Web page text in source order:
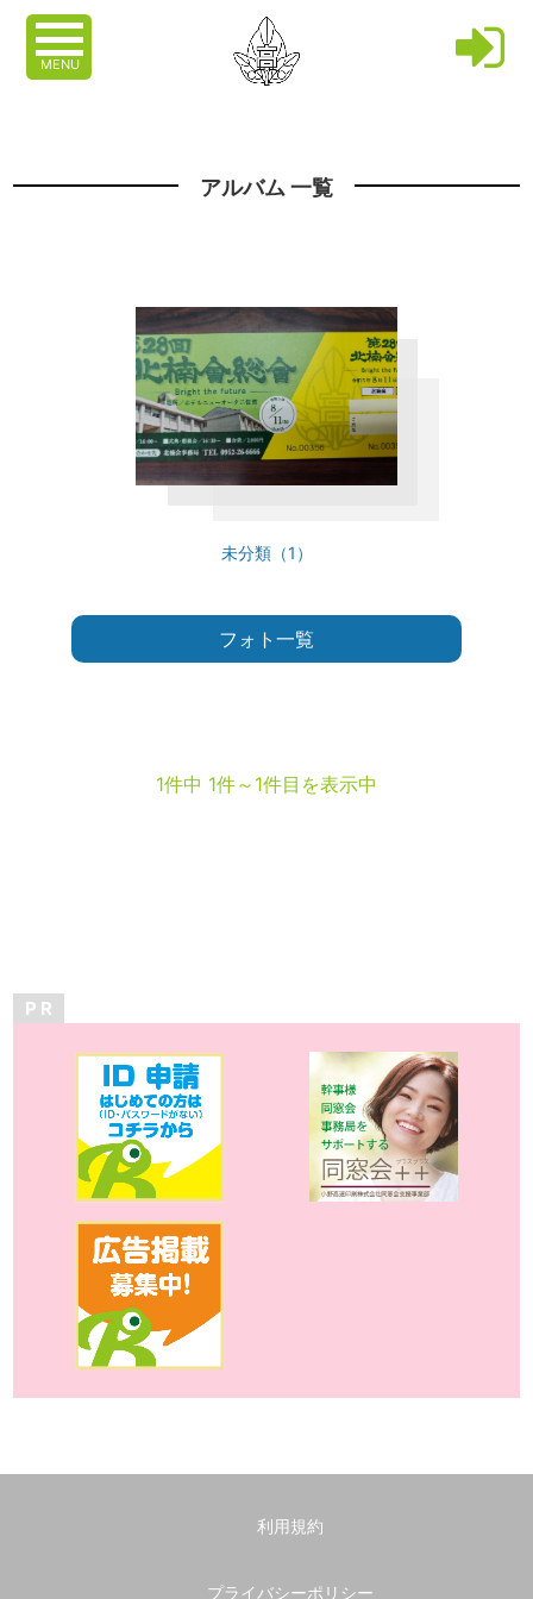
MENU
アルバム 一覧
未分類（1）
フォト一覧
1件中 1件～1件目を表示中
P R
利用規約
プライバシーポリシー